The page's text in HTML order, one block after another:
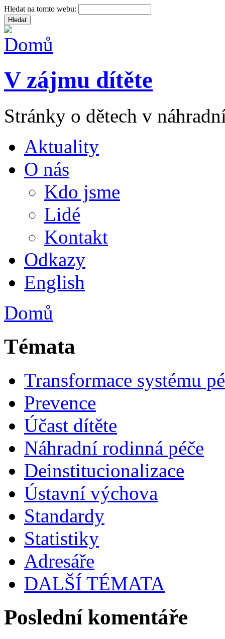
Hledat na tomto webu:
V zájmu dítěte
Stránky o dětech v
Aktuality
O nás
Kdo jsme
Lidé
Kontakt
Odkazy
English
Domů
Témata
Transformace systému
Prevence
Účast dítěte
Náhradní rodinná péče
Deinstitucionalizace
Ústavní výchova
Standardy
Statistiky
Adresáře
DALŠÍ TÉMATA
Poslední komentáře